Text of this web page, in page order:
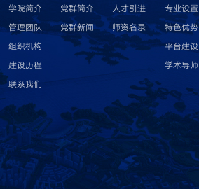
学院简介
管理团队
组织机构
建设历程
联系我们
党群简介
党群新闻
人才引进
师资名录
专业设置
特色优势
平台建设
学术导师